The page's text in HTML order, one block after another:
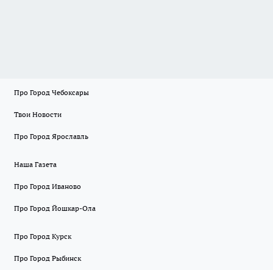
Про Город Чебоксары
Твои Новости
Про Город Ярославль
Наша Газета
Про Город Иваново
Про Город Йошкар-Ола
Про Город Курск
Про Город Рыбинск